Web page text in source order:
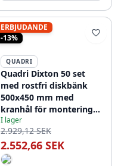
ERBJUDANDE
-13%
QUADRI
Quadri Dixton 50 set
med rostfri diskbänk
500x450 mm med
kranhål för montering
och rostfri Coventry
kökskran
I lager
2.929,12 SEK
2.552,66 SEK